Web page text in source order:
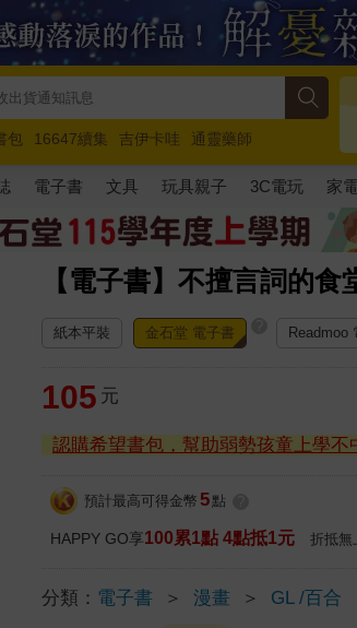
包 16647續集 吉伊卡哇
通靈藥師
玩具總動員5 超慢跑
電子書 文具 玩具親子 3C電玩 家電
【電子書】不擅言詞的食
紙本平裝 金石堂 電子書 Readmoo
105 元
認購希望書包，幫助弱勢孩童上學不
預計最高可得金幣 5 點
HAPPY GO享100累1點 4點抵1元 折抵無
分類： 電子書 ＞ 漫畫 ＞ GL /百合